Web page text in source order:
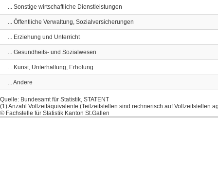
... Sonstige wirtschaftliche Dienstleistungen
... Öffentliche Verwaltung, Sozialversicherungen
... Erziehung und Unterricht
... Gesundheits- und Sozialwesen
... Kunst, Unterhaltung, Erholung
... Andere
Quelle: Bundesamt für Statistik, STATENT
(1) Anzahl Vollzeitäquivalente (Teilzeitstellen sind rechnerisch auf Vollzeitstellen
© Fachstelle für Statistik Kanton St.Gallen